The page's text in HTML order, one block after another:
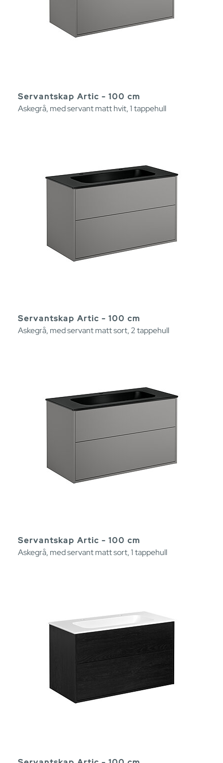
Servantskap Artic - 100 cm
Askegrå, med servant matt hvit, 1 tappehull
Servantskap Artic - 100 cm
Askegrå, med servant matt sort, 2 tappehull
Servantskap Artic - 100 cm
Askegrå, med servant matt sort, 1 tappehull